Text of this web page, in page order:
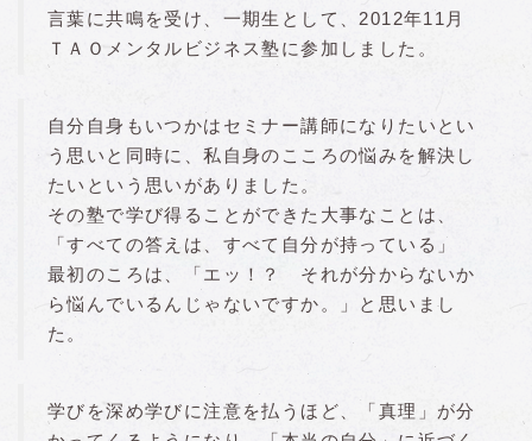
言葉に共鳴を受け、一期生として、2012年11月
ＴＡＯメンタルビジネス塾に参加しました。
自分自身もいつかはセミナー講師になりたいとい
う思いと同時に、私自身のこころの悩みを解決し
たいという思いがありました。
その塾で学び得ることができた大事なことは、
「すべての答えは、すべて自分が持っている」
最初のころは、「エッ！？ それが分からないか
ら悩んでいるんじゃないですか。」と思いまし
た。
学びを深め学びに注意を払うほど、「真理」が分